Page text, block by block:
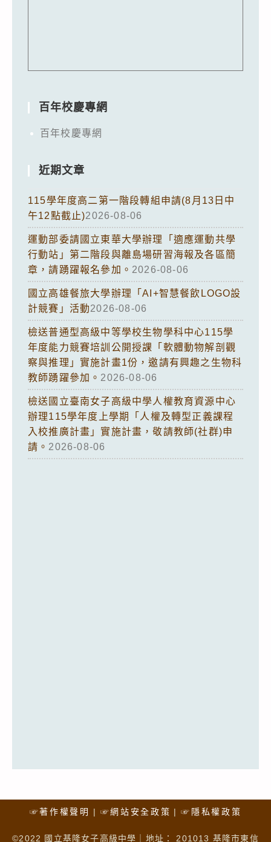
百年校慶專網
百年校慶專網
近期文章
115學年度高二第一階段轉組申請(8月13日中
午12點截止)2026-08-06
運動部委請國立東華大學辦理「適應運動共學
行動站」第二階段與離島場研習海報及各區簡
章，請踴躍報名參加。 2026-08-06
國立高雄餐旅大學辦理「AI+智慧餐飲LOGO設
計競賽」活動2026-08-06
檢送普通型高級中等學校生物學科中心115學
年度能力競賽培訓公開授課「軟體動物解剖觀
察與推理」實施計畫1份，邀請有興趣之生物科
教師踴躍參加。 2026-08-06
檢送國立臺南女子高級中學人權教育資源中心
辦理115學年度上學期「人權及轉型正義課程
入校推廣計畫」實施計畫，敬請教師(社群)申
請。 2026-08-06
☞著作權聲明 ☞網站安全政策 ☞隱私權政策
©2022 國立基隆女子高級中學｜地址： 201013 基隆市東信